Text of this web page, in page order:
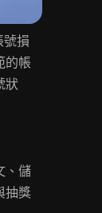
損
的帳
狀
、儲
抽獎